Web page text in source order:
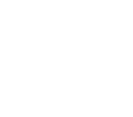
ยรเป็นเครื่องก้าวไปข้างหน้า…